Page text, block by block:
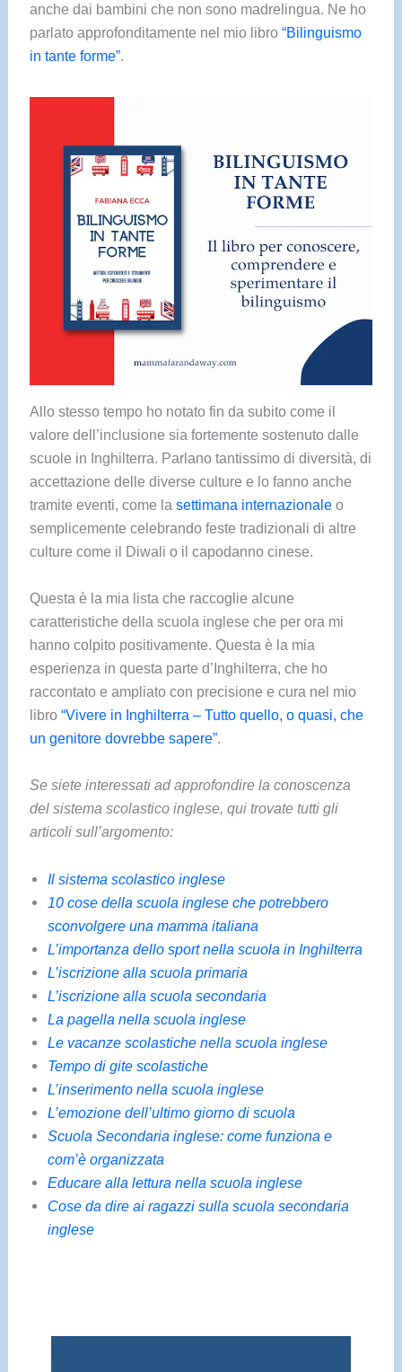
anche dai bambini che non sono madrelingua. Ne ho
parlato approfonditamente nel mio libro “Bilinguismo
in tante forme”.
Allo stesso tempo ho notato fin da subito come il
valore dell’inclusione sia fortemente sostenuto dalle
scuole in Inghilterra. Parlano tantissimo di diversità, di
accettazione delle diverse culture e lo fanno anche
tramite eventi, come la settimana internazionaleo
semplicemente celebrando feste tradizionali di altre
culture come il Diwali o il capodanno cinese.
Questa è la mia lista che raccoglie alcune
caratteristiche della scuola inglese che per ora mi
hanno colpito positivamente. Questa è la mia
esperienza in questa parte d’Inghilterra, che ho
raccontato e ampliato con precisione e cura nel mio
libro “Vivere in Inghilterra – Tutto quello, o quasi, che
un genitore dovrebbe sapere”.
Se siete interessati ad approfondire la conoscenza
del sistema scolastico inglese, qui trovate tutti gli
articoli sull’argomento:
Il sistema scolastico inglese
10 cose della scuola inglese che potrebbero
sconvolgere una mamma italiana
L’importanza dello sport nella scuola in Inghilterra
L’iscrizione alla scuola primaria
L’iscrizione alla scuola secondaria
La pagella nella scuola inglese
Le vacanze scolastiche nella scuola inglese
Tempo di gite scolastiche
L’inserimento nella scuola inglese
L’emozione dell’ultimo giorno di scuola
Scuola Secondaria inglese: come funziona e
com’è organizzata
Educare alla lettura nella scuola inglese
Cose da dire ai ragazzi sulla scuola secondaria
inglese